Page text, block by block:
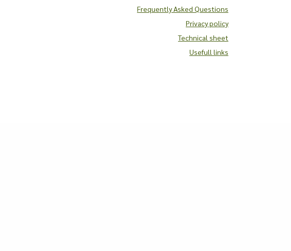
Frequently Asked Questions
Privacy policy
Technical sheet
Usefull links